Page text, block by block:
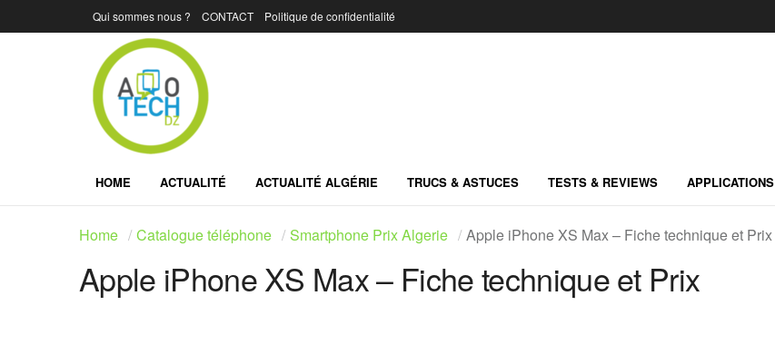
Qui sommes nous ? CONTACT Politique de confidentialité
HOME ACTUALITÉ ACTUALITÉ ALGÉRIE TRUCS & ASTUCES TESTS & REVIEWS APPLICATIONS
Home Catalogue téléphone Smartphone Prix Algerie Apple iPhone XS Max – Fiche technique et Prix
Apple iPhone XS Max – Fiche technique et Prix